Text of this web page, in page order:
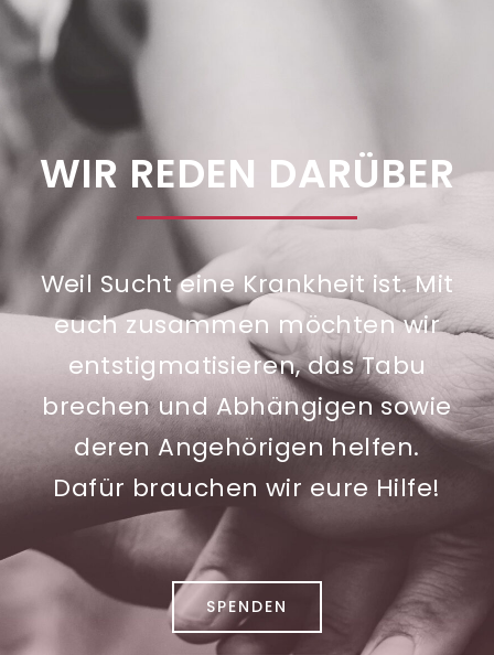
WIR REDEN DARÜBER
Weil Sucht eine Krankheit ist. Mit
euch zusammen möchten wir
entstigmatisieren, das Tabu
brechen und Abhängigen sowie
deren Angehörigen helfen.
Dafür brauchen wir eure Hilfe!
SPENDEN